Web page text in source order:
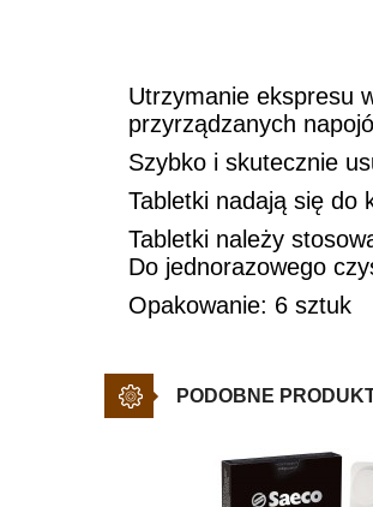
Utrzymanie ekspresu
przyrządzanych
Szybko i skutecznie
Tabletki nadają się do
Tabletki należy
Do jednorazowego
Opakowanie: 6 sztuk
PODOBNE